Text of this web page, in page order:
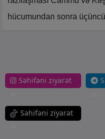
hücumundan sonra
Səhifəni ziyarət
Səhifəni ziyarət